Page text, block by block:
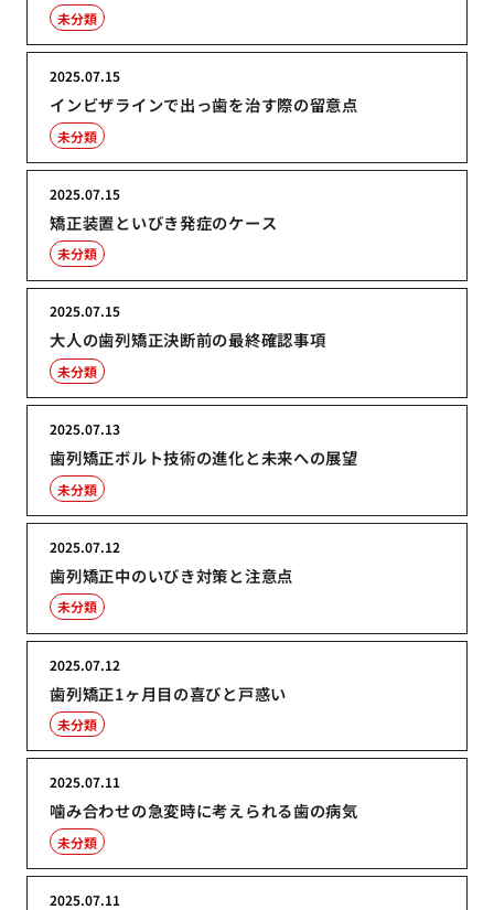
未分類
インビザラインで出っ歯を治す際の留意点
2025.07.15
未分類
矯正装置といびき発症のケース
2025.07.15
未分類
大人の歯列矯正決断前の最終確認事項
2025.07.15
未分類
歯列矯正ボルト技術の進化と未来への展望
2025.07.13
未分類
歯列矯正中のいびき対策と注意点
2025.07.12
未分類
歯列矯正1ヶ月目の喜びと戸惑い
2025.07.12
未分類
噛み合わせの急変時に考えられる歯の病気
2025.07.11
未分類
2025.07.11